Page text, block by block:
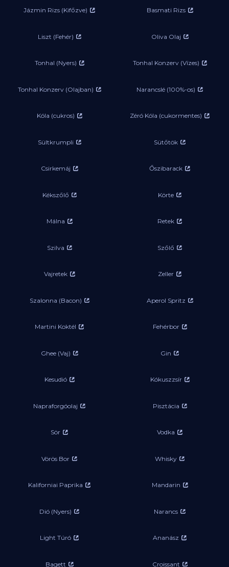
Jázmin Rizs (Kifőzve) Basmati Rizs
Liszt (Fehér) Oliva Olaj
Tonhal (Nyers) Tonhal Konzerv (Vízes)
Tonhal Konzerv (Olajban) Narancslé (100%-os)
Kóla (cukros) Zéró Kóla (cukormentes)
Sültkrumpli Sütőtök
Csirkemáj Őszibarack
Kékszőlő Körte
Málna Retek
Szilva Szőlő
Vajretek Zeller
Szalonna (Bacon) Aperol Spritz
Martini Koktél Fehérbor
Ghee (Vaj) Gin
Kesudió Kókuszzsír
Napraforgóolaj Pisztácia
Sör Vodka
Vörös Bor Whisky
Kaliforniai Paprika Mandarin
Dió (Nyers) Narancs
Light Túró Ananász
Bagett Croissant